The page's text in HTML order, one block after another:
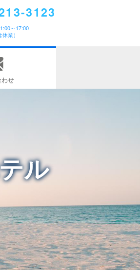
3123
～17:00
業）
せ
ル